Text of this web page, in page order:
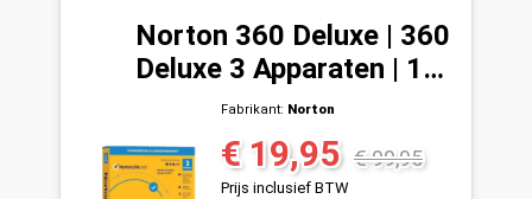
Norton 360 Deluxe | 360
Deluxe 3 Apparaten | 1
Fabrikant: Norton
Verkoopprijs:
€ 19,95 Normale prijs:
€ 99,95
Prijs inclusief BTW